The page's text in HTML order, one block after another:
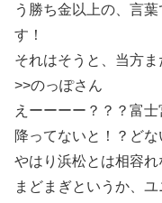
う勝ち金以上の、言
す！
それはそうと、当方ま
>>のっぽさん
えーーーー？？？富
降ってないと！？ど
やはり浜松とは相容
まどまぎというか、